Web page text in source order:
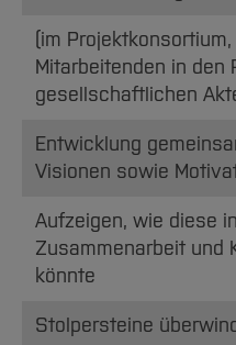
(im
Mitarbeitenden in den
gesellschaftlichen
Entwicklung
Visionen sowie
Aufzeigen, wie diese
Zusammenarbeit und
könnte
Stolpersteine